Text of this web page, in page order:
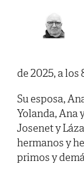
de 2025, a los
Su esposa,
Yolanda, Ana
Josenet y
hermanos y
primos y